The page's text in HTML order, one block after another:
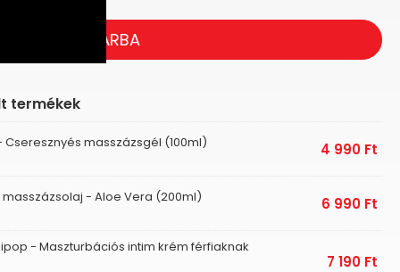
KOSÁRBA
termékek
Cseresznyés masszázsgél (100ml) 4 990 Ft
masszázsolaj - Aloe Vera (200ml) 6 990 Ft
- Maszturbációs intim krém férfiaknak
7 190 Ft